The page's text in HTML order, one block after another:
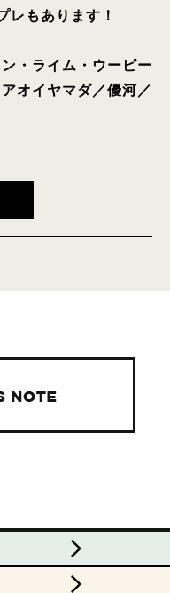
レもあります！
・ライム・ウーピー
アオイヤマダ／優河／